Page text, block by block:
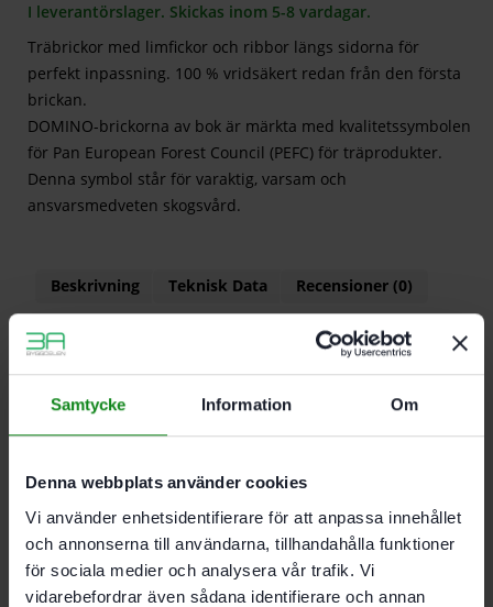
Samtycke Information Om
Denna webbplats använder cookies
Vi använder enhetsidentifierare för att anpassa innehållet
och annonserna till användarna, tillhandahålla funktioner
för sociala medier och analysera vår trafik. Vi
vidarebefordrar även sådana identifierare och annan
I leverantörslager. Skickas inom 5-8 vardagar.
Träbrickor med limfickor och ribbor längs sidorna för
perfekt inpassning. 100 % vridsäkert redan från den första
brickan.
DOMINO-brickorna av bok är märkta med kvalitetssymbolen
för Pan European Forest Council (PEFC) för träprodukter.
Denna symbol står för varaktig, varsam och
ansvarsmedveten skogsvård.
Beskrivning Teknisk Data Recensioner (0)
Egenskaper
Träbrickor med perfekt passform och högsta
möjliga stabilitet
100 % vridsäkert redan från den första
För DF 700
Material: bok
Mått 14 x 140 mm; Förpackning 70 Antal